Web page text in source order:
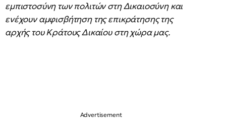
εμπιστοσύνη των πολιτών στη Δικαιοσύνη και
ενέχουν αμφισβήτηση της επικράτησης της
αρχής του Κράτους Δικαίου στη χώρα μας.